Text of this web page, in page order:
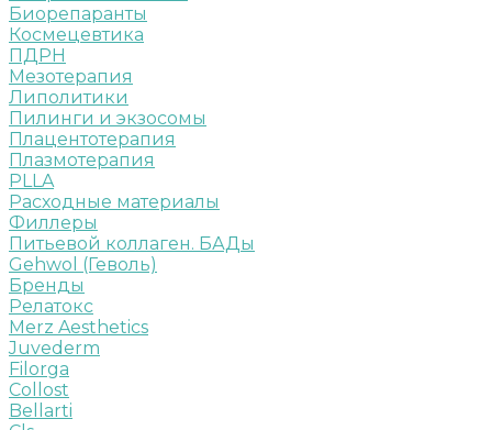
Биорепаранты
Космецевтика
ПДРН
Мезотерапия
Липолитики
Пилинги и экзосомы
Плацентотерапия
Плазмотерапия
PLLA
Расходные материалы
Филлеры
Питьевой коллаген. БАДы
Gehwol (Геволь)
Бренды
Релатокс
Merz Aesthetics
Juvederm
Filorga
Collost
Bellarti